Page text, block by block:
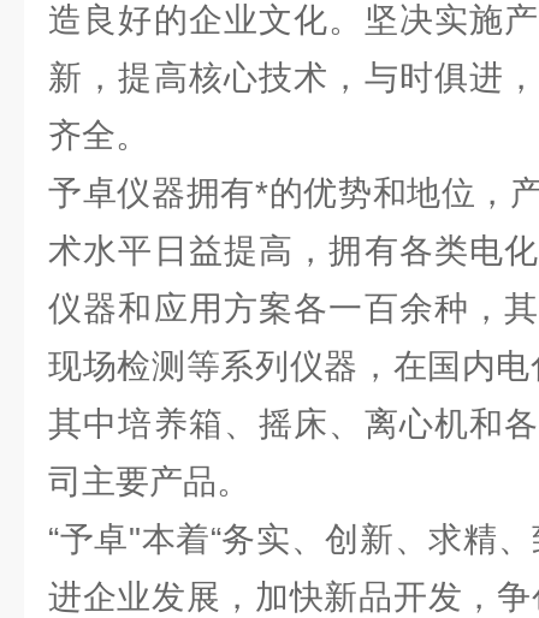
造良好的企业文化。坚决实施
新，提高核心技术，与时俱进
齐全。
予卓仪器拥有*的优势和地位，
术水平日益提高，拥有各类电
仪器和应用方案各一百余种，
现场检测等系列仪器，在国内
其中培养箱、摇床、离心机和
司主要产品。
“予卓"本着“务实、创新、求精
进企业发展，加快新品开发，